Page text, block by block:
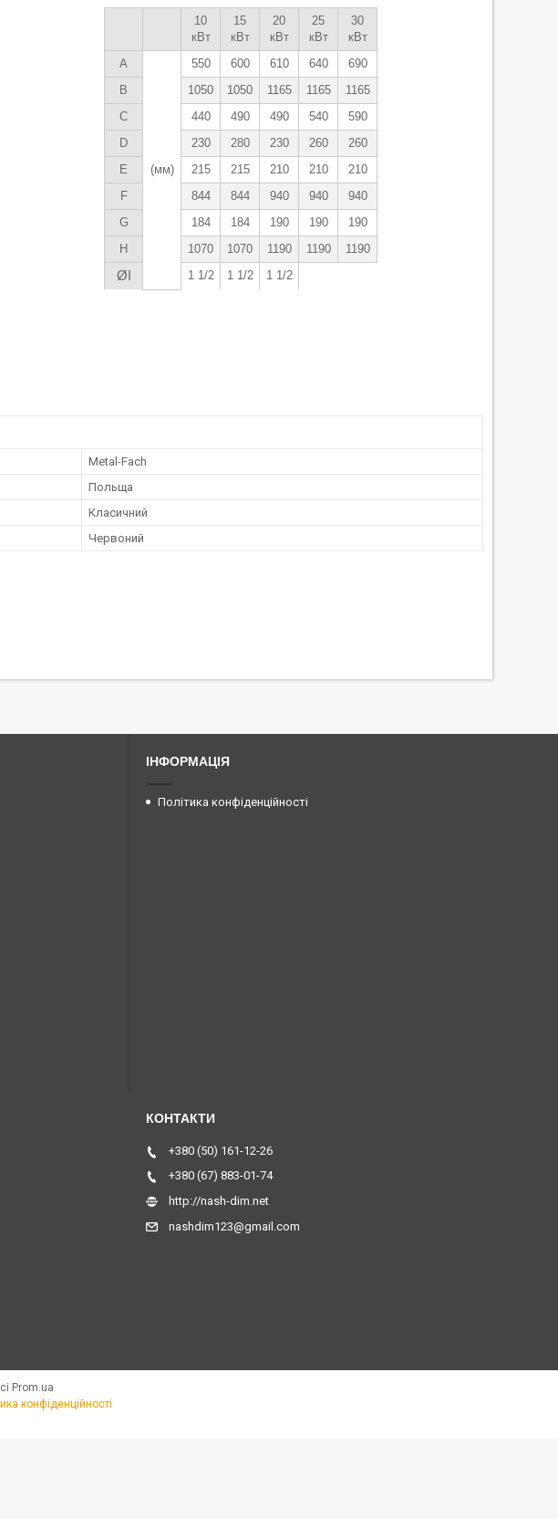
10
кВт
15
кВт
20
кВт
25
кВт
30
кВт
A
(мм)
550 600 610 640
690
B
1050 1050 1165 1165
1165
C
440 490 490 540
590
D
230 280 230 260
260
E
215 215 210 210
210
F
844 844 940 940
940
G
184 184 190 190
190
H
1070 1070 1190 1190 1190
ØI 1 1/2 1 1/2 1 1/2
Metal-Fach
Польща
Класичний
Червоний
ІНФОРМАЦІЯ
Політика конфіденційності
+380 (50) 161-12-26
+380 (67) 883-01-74
http://nash-dim.net
nashdim123@gmail.com
Prom.ua
конфіденційності